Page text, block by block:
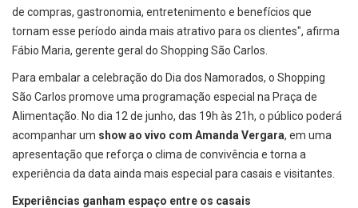
de compras, gastronomia, entretenimento e benefícios que
tornam esse período ainda mais atrativo para os clientes", afirma
Fábio Maria, gerente geral do Shopping São Carlos.
Para embalar a celebração do Dia dos Namorados, o Shopping
São Carlos promove uma programação especial na Praça de
Alimentação. No dia 12 de junho, das 19h às 21h, o público poderá
acompanhar um show ao vivo com Amanda Vergara, em uma
apresentação que reforça o clima de convivência e torna a
experiência da data ainda mais especial para casais e visitantes.
Experiências ganham espaço entre os casais